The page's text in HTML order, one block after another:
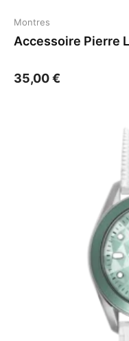
Montres
Accessoire Pierre
35,00€